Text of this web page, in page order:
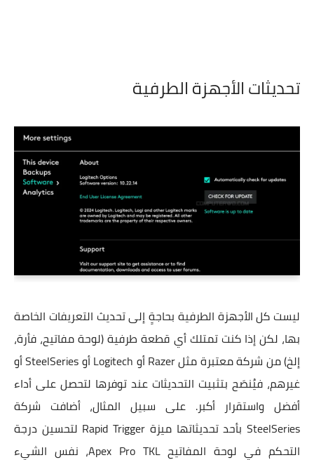
تحديثات الأجهزة الطرفية
ليست كل الأجهزة الطرفية بحاجةٍ إلى تحديث التعريفات الخاصة
بها، لكن إذا كنت تمتلك أي قطعة طرفية (لوحة مفاتيح، فأرة،
إلخ) من شركة معتبرة مثل Razer أو Logitech أو SteelSeries أو
غيرهم، فيُنصَح بتثبيت التحديثات عند توفرها لتحصل على أداء
أفضل واستقرار أكبر. على سبيل المثال، أضافت شركة
SteelSeries بأحد تحديثاتها ميزة Rapid Trigger لتحسين درجة
التحكم في لوحة المفاتيح Apex Pro TKL، نفس الشيء